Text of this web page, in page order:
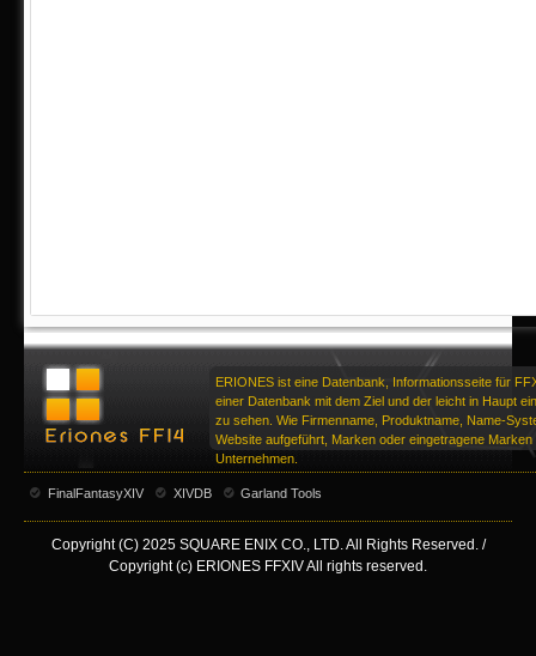
ERIONES ist eine Datenbank, Informationsseite für
einer Datenbank mit dem Ziel und der leicht in Haupt
zu sehen. Wie Firmenname, Produktname, Name-
Website aufgeführt, Marken oder eingetragene Marken
Unternehmen.
FinalFantasyXIV XIVDB Garland Tools
Copyright (C) 2025 SQUARE ENIX CO., LTD. All Rights Reserved. /
Copyright (c) ERIONES FFXIV All rights reserved.